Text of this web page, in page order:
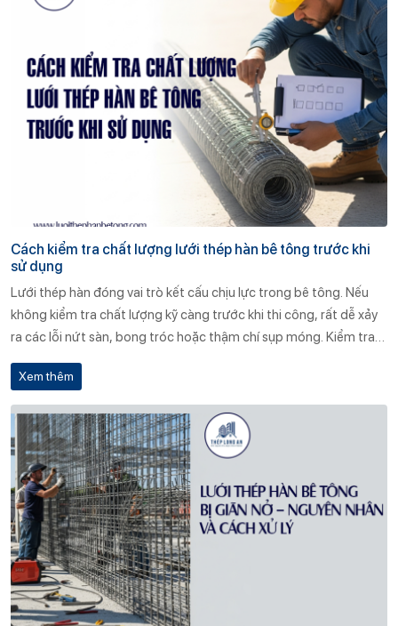
Cách kiểm tra chất lượng lưới thép hàn bê tông trước khi
sử dụng
Lưới thép hàn đóng vai trò kết cấu chịu lực trong bê tông. Nếu
không kiểm tra chất lượng kỹ càng trước khi thi công, rất dễ xảy
ra các lỗi nứt sàn, bong tróc hoặc thậm chí sụp móng. Kiểm tra
chất lượng giúp sớm phát hiện sai lệch, từ đó ngăn ngừa rủi ro kỹ
thuật và tiết kiệm đáng kể chi phí sửa chữa, bảo trì trong tương
lai.
Xem thêm